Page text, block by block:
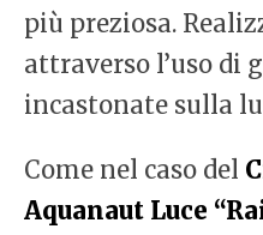
più preziosa.
attraverso l’uso di
incastonate sulla
Come nel caso del
Aquanaut Luce